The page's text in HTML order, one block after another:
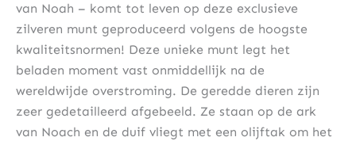
van Noah – komt tot leven op deze exclusieve
zilveren munt geproduceerd volgens de hoogste
kwaliteitsnormen! Deze unieke munt legt het
beladen moment vast onmiddellijk na de
wereldwijde overstroming. De geredde dieren zijn
zeer gedetailleerd afgebeeld. Ze staan ​​op de ark
van Noach en de duif vliegt met een olijftak om het